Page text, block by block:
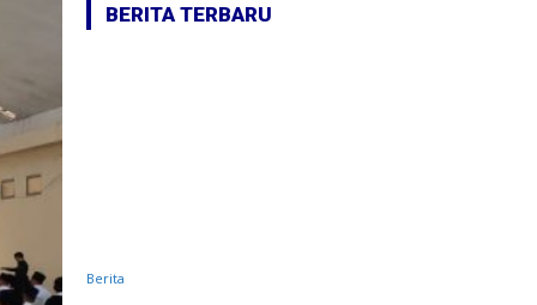
BERITA TERBARU
Berita